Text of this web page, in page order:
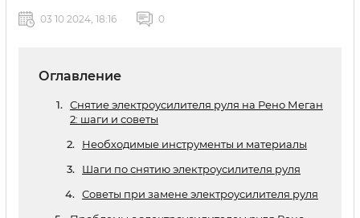
03 10 2024, 18:16 0
Оглавление
Снятие электроусилителя руля на Рено Меган
2: шаги и советы
Необходимые инструменты и материалы
Шаги по снятию электроусилителя руля
Советы при замене электроусилителя руля